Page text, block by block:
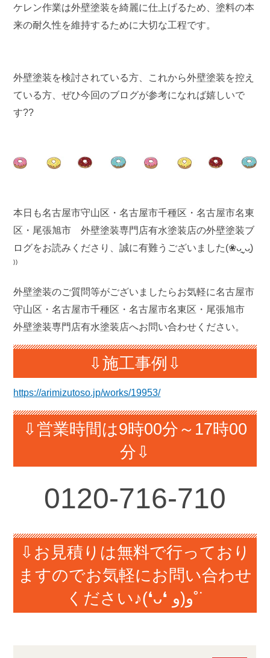
ケレン作業は外壁塗装を綺麗に仕上げるため、塗料の本
来の耐久性を維持するために大切な工程です。
外壁塗装を検討されている方、これから外壁塗装を控え
ている方、ぜひ今回のブログが参考になれば嬉しいで
す??
本日も名古屋市守山区・名古屋市千種区・名古屋市名東
区・尾張旭市 外壁塗装専門店有水塗装店の外壁塗装ブ
ログをお読みくださり、誠に有難うございました(❀ᴗ͈ˬᴗ͈)
⁾⁾
外壁塗装のご質問等がございましたらお気軽に名古屋市
守山区・名古屋市千種区・名古屋市名東区・尾張旭市
外壁塗装専門店有水塗装店へお問い合わせください。
⇩施工事例⇩
https://arimizutoso.jp/works/19953/
⇩営業時間は9時00分～17時00
分⇩
0120-716-710
⇩お見積りは無料で行っており
ますのでお気軽にお問い合わせ
ください♪(❛ᴗ❛ و(و˚˙